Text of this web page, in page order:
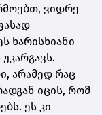
ვიდრე
ხარისხიანი
არამედ რაც
იცის, რომ
ეს კი